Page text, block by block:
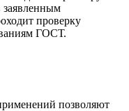
заявленным
проверку
ГОСТ.
позволяют